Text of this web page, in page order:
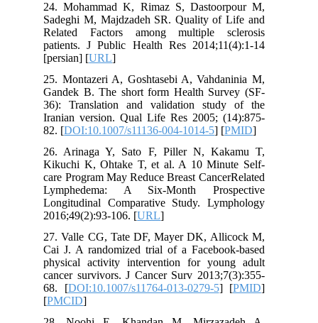
24. Mohammad K, Rimaz S, Dastoorpour M,
Sadeghi M, Majdzadeh SR. Quality of Life and
Related Factors among multiple sclerosis
patients. J Public Health Res 2014;11(4):1-14
[persian] [URL
25. Montazeri A, Goshtasebi A, Vahdaninia M,
Gandek B. The short form Health Survey (SF-
36): Translation and validation study of the
Iranian version. Qual Life Res 2005; (14):875-
82. [DOI:10.1007/s11136-004-1014-5] [PMID
26. Arinaga Y, Sato F, Piller N, Kakamu T,
Kikuchi K, Ohtake T, et al. A 10 Minute Self-
care Program May Reduce Breast CancerRelated
Lymphedema: A Six-Month Prospective
Longitudinal Comparative Study. Lymphology
2016;49(2):93-106. [URL
27. Valle CG, Tate DF, Mayer DK, Allicock M,
Cai J. A randomized trial of a Facebook-based
physical activity intervention for young adult
cancer survivors. J Cancer Surv 2013;7(3):355-
68. [DOI:10.1007/s11764-013-0279-5 ] [PMID
[PMCID